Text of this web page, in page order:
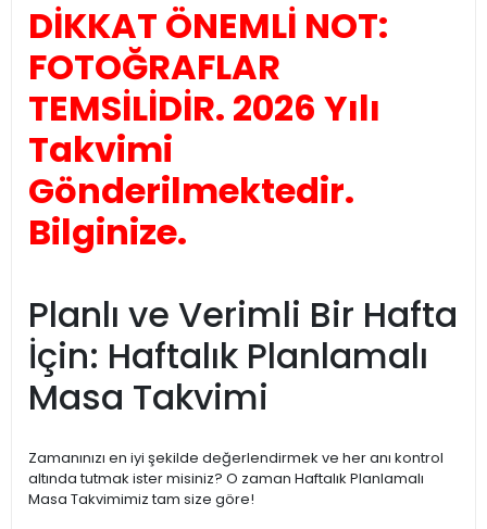
DİKKAT ÖNEMLİ NOT:
FOTOĞRAFLAR
TEMSİLİDİR. 2026 Yılı
Takvimi
Gönderilmektedir.
Bilginize.
Planlı ve Verimli Bir Hafta
İçin: Haftalık Planlamalı
Masa Takvimi
Zamanınızı en iyi şekilde değerlendirmek ve her anı kontrol
altında tutmak ister misiniz? O zaman Haftalık Planlamalı
Masa Takvimimiz tam size göre!